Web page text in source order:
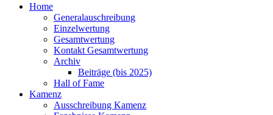
Home
Generalauschreibung
Einzelwertung
Gesamtwertung
Kontakt Gesamtwertung
Archiv
Beiträge (bis 2025)
Hall of Fame
Kamenz
Ausschreibung Kamenz